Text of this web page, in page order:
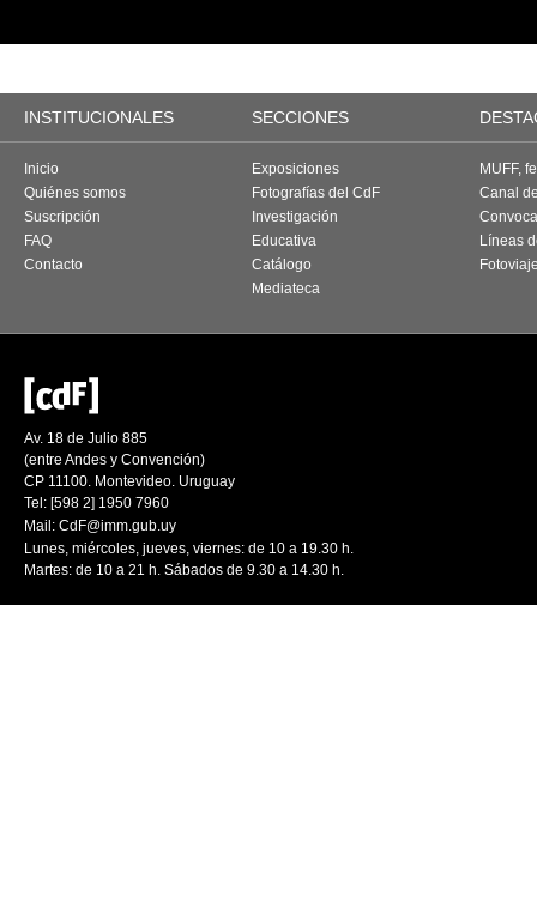
INSTITUCIONALES SECCIONES
Inicio
Quiénes somos
Suscripción
FAQ
Contacto
Exposiciones
Fotografías del CdF
Investigación
Educativa
Catálogo
Mediateca
MUFF,
Canal
Líneas
Av. 18 de Julio 885
(entre Andes y Convención)
CP 11100. Montevideo. Uruguay
Tel: [598 2] 1950 7960
Mail: CdF@imm.gub.uy
Lunes, miércoles, jueves, viernes: de 10 a 19.30 h.
Martes: de 10 a 21 h. Sábados de 9.30 a 14.30 h.